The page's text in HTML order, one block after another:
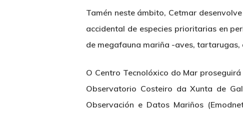
Tamén neste ámbito, Cetmar
accidental de especies prioritarias en
de megafauna mariña -aves, tartarugas,
O Centro Tecnolóxico do Mar
Observatorio Costeiro da Xunta de
Observación e Datos Mariños